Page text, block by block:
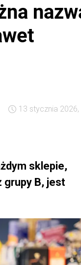
13 stycznia 2026,
sklepie,
grupy B, jest